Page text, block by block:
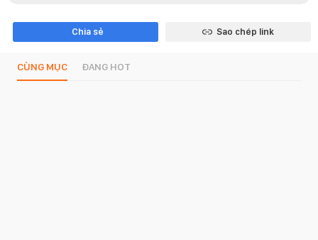
Chia sẻ Sao chép link
CÙNG MỤC ĐANG HOT